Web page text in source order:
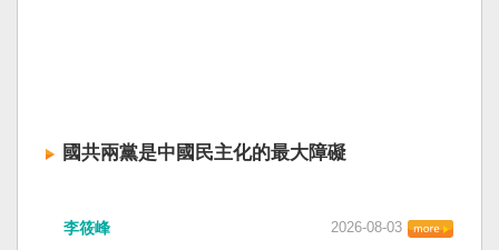
國共兩黨是中國民主化的最大障礙
李筱峰 2026-08-03